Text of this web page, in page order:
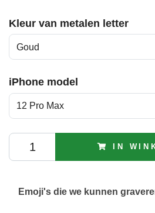
Kleur van metalen letter
Goud
iPhone model
12 Pro Max
IN
Emoji's die we kunnen